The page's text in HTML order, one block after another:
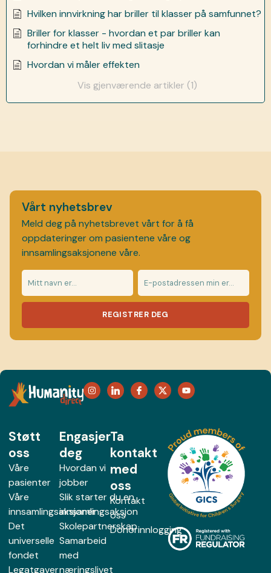
Hvilken innvirkning har briller til klasser på samfunnet?
Briller for klasser - hvordan et par briller kan
forhindre et helt liv med slitasje
Hvordan vi måler effekten
Vis gjenværende artikler (1)
Vårt nyhetsbrev
Meld deg på nyhetsbrevet vårt for å få
oppdateringer om pasientene våre og
innsamlingsaksjonene våre.
REGISTRER DEG
Støtt
oss
Våre
pasienter
Våre
innsamlingsaksjoner
Det
universelle
fondet
Legatgaver
Engasjer
deg
Hvordan vi
jobber
Slik starter du en
innsamlingsaksjon
Skolepartnerskap
Samarbeid
med
næringslivet
Ta
kontakt
med
oss
Kontakt
oss
Donorinnlogging